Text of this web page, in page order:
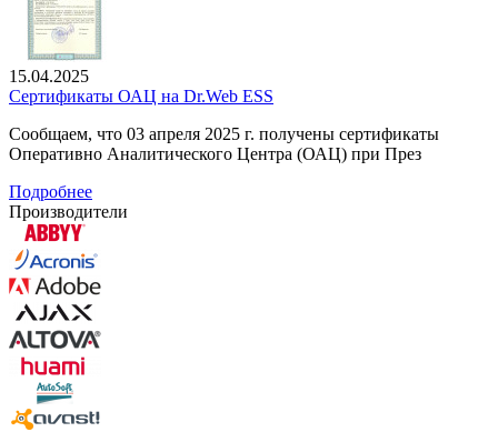
15.04.2025
Сертификаты ОАЦ на Dr.Web ESS
Сообщаем, что 03 апреля 2025 г. получены сертификаты
Оперативно Аналитического Центра (ОАЦ) при През
Подробнее
Производители